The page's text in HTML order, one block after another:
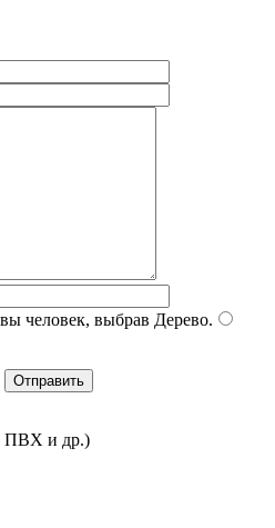
человек, выбрав Дерево.
и др.)